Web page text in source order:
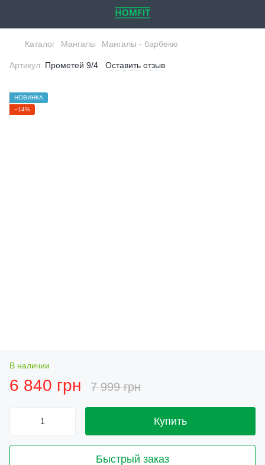
Каталог Мангалы Мангалы - барбекю
Артикул: Прометей 9/4 Оставить отзыв
НОВИНКА
−14%
В наличии
6 840 грн 7 999 грн
Купить
Быстрый заказ